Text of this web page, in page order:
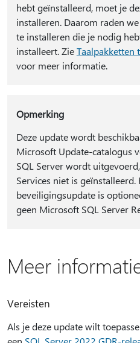
hebt geïnstalleerd, moet je
installeren. Daarom raden
te installeren die je nodig
installeert. ZieTaalpakketten
voor meer informatie.
Opmerking
Deze update wordt
Microsoft Update-catalogus
SQL Server wordt
Services niet is
beveiligingsupdate is
geen Microsoft SQL Server
Meer
Vereisten
Als je deze update wilt